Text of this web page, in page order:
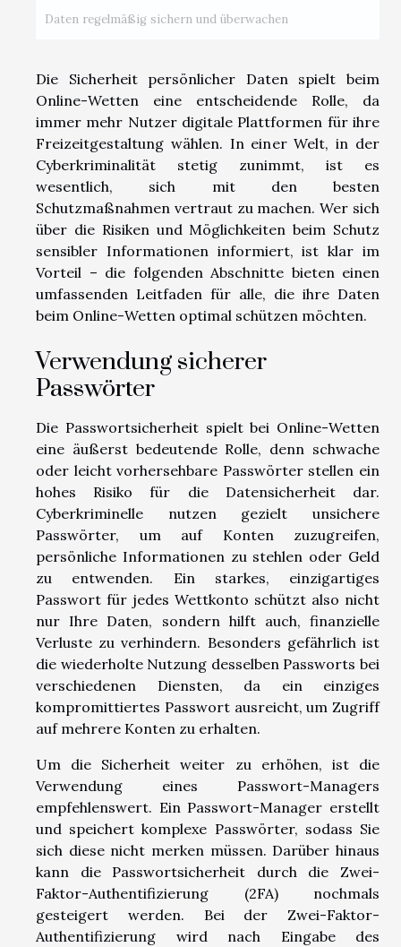
Daten regelmäßig sichern und überwachen
Die Sicherheit persönlicher Daten spielt beim
Online-Wetten eine entscheidende Rolle, da
immer mehr Nutzer digitale Plattformen für ihre
Freizeitgestaltung wählen. In einer Welt, in der
Cyberkriminalität stetig zunimmt, ist es
wesentlich, sich mit den besten
Schutzmaßnahmen vertraut zu machen. Wer sich
über die Risiken und Möglichkeiten beim Schutz
sensibler Informationen informiert, ist klar im
Vorteil – die folgenden Abschnitte bieten einen
umfassenden Leitfaden für alle, die ihre Daten
beim Online-Wetten optimal schützen möchten.
Verwendung sicherer
Passwörter
Die Passwortsicherheit spielt bei Online-Wetten
eine äußerst bedeutende Rolle, denn schwache
oder leicht vorhersehbare Passwörter stellen ein
hohes Risiko für die Datensicherheit dar.
Cyberkriminelle nutzen gezielt unsichere
Passwörter, um auf Konten zuzugreifen,
persönliche Informationen zu stehlen oder Geld
zu entwenden. Ein starkes, einzigartiges
Passwort für jedes Wettkonto schützt also nicht
nur Ihre Daten, sondern hilft auch, finanzielle
Verluste zu verhindern. Besonders gefährlich ist
die wiederholte Nutzung desselben Passworts bei
verschiedenen Diensten, da ein einziges
kompromittiertes Passwort ausreicht, um Zugriff
auf mehrere Konten zu erhalten.
Um die Sicherheit weiter zu erhöhen, ist die
Verwendung eines Passwort-Managers
empfehlenswert. Ein Passwort-Manager erstellt
und speichert komplexe Passwörter, sodass Sie
sich diese nicht merken müssen. Darüber hinaus
kann die Passwortsicherheit durch die Zwei-
Faktor-Authentifizierung (2FA) nochmals
gesteigert werden. Bei der Zwei-Faktor-
Authentifizierung wird nach Eingabe des